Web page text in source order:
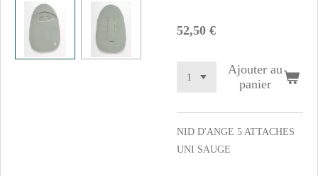
52,50 €
Ajouter au
panier
NID D'ANGE 5 ATTACHES
UNI SAUGE